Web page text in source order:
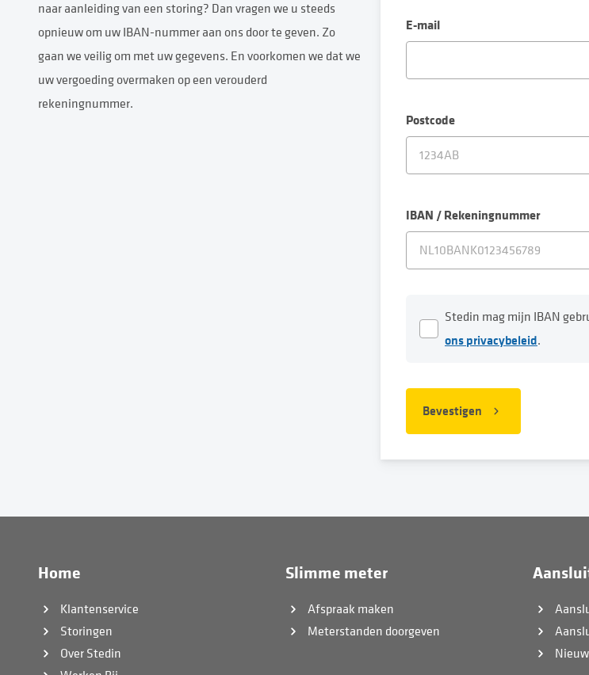
naar aanleiding van een storing? Dan vragen we u steeds
opnieuw om uw IBAN-nummer aan ons door te geven. Zo
gaan we veilig om met uw gegevens. En voorkomen we dat we
uw vergoeding overmaken op een verouderd
rekeningnummer.
E-mail
Postcode
IBAN / Rekeningnummer
Stedin mag mijn IBAN
ons privacybeleid.
Bevestigen
Home
Klantenservice
Storingen
Over Stedin
Slimme meter
Afspraak maken
Meterstanden doorgeven